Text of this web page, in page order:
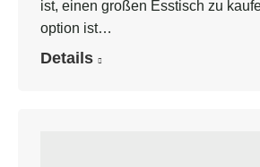
ist, einen großen Esstisch zu
option ist…
Details